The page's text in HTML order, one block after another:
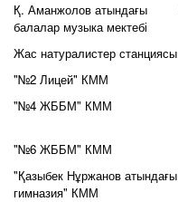
Қ. Аманжолов атындағы
балалар музыка мектебі
Жас натуралистер станциясы
"№2 Лицей" КММ
"№4 ЖББМ" КММ
"№6 ЖББМ" КММ
"Қазыбек Нұржанов атындағы
гимназия" КММ